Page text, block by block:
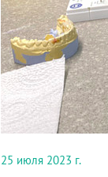
25 июля 2023 г.